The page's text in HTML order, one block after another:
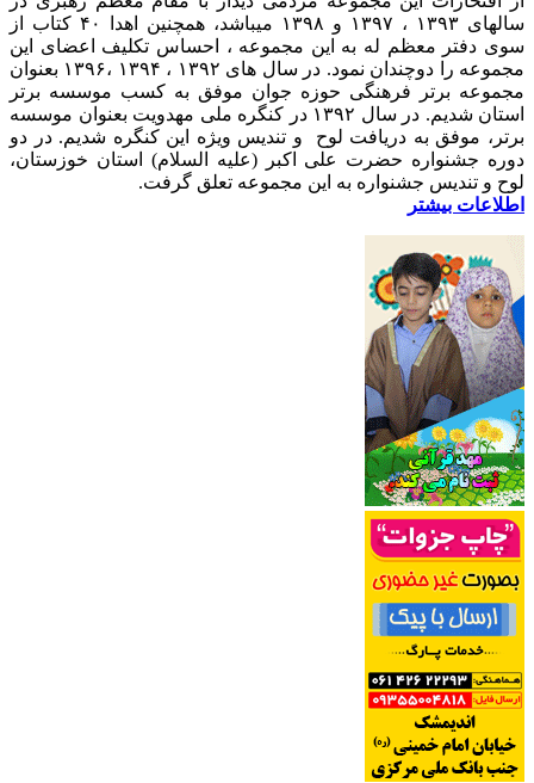
سالهای ۱۳۹۳ ، ۱۳۹۷ و ۱۳۹۸ میباشد، همچنین اهدا ۴۰ کتاب از
سوی دفتر معظم له به این مجموعه ، احساس تکلیف اعضای این
مجموعه را دوچندان نمود. در سال های ۱۳۹۲ ، ۱۳۹۴ ،۱۳۹۶ بعنوان
مجموعه برتر فرهنگی حوزه جوان موفق به کسب موسسه برتر
استان شدیم. در سال ۱۳۹۲ در کنگره ملی مهدویت بعنوان موسسه
برتر، موفق به دریافت لوح و تندیس ویژه این کنگره شدیم. در دو
دوره جشنواره حضرت علی اکبر (علیه السلام) استان خوزستان،
لوح و تندیس جشنواره به این مجموعه تعلق گرفت.
اطلاعات بیشتر